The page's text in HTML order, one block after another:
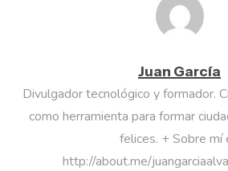
Juan García
Divulgador tecnológico y formador.
como herramienta para formar
felices. + Sobre mí
http://about.me/